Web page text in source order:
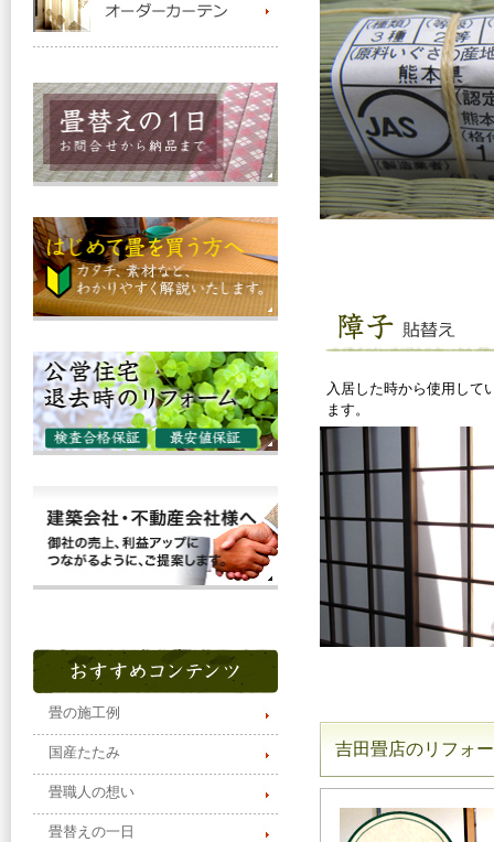
入居した時から使用して
ます。
吉田畳店のリフォ
畳の施工例
国産たたみ
畳職人の想い
畳替えの一日